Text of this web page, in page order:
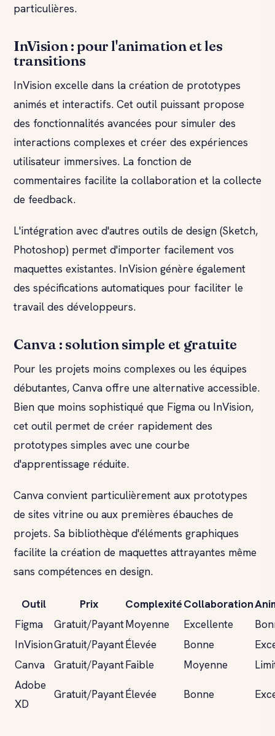
particulières.
InVision : pour l'animation et les
transitions
InVision excelle dans la création de prototypes
animés et interactifs. Cet outil puissant propose
des fonctionnalités avancées pour simuler des
interactions complexes et créer des expériences
utilisateur immersives. La fonction de
commentaires facilite la collaboration et la collecte
de feedback.
L'intégration avec d'autres outils de design (Sketch,
Photoshop) permet d'importer facilement vos
maquettes existantes. InVision génère également
des spécifications automatiques pour faciliter le
travail des développeurs.
Canva : solution simple et gratuite
Pour les projets moins complexes ou les équipes
débutantes, Canva offre une alternative accessible.
Bien que moins sophistiqué que Figma ou InVision,
cet outil permet de créer rapidement des
prototypes simples avec une courbe
d'apprentissage réduite.
Canva convient particulièrement aux prototypes
de sites vitrine ou aux premières ébauches de
projets. Sa bibliothèque d'éléments graphiques
facilite la création de maquettes attrayantes même
sans compétences en design.
Outil Prix ComplexitéCollaboration
Figma
Gratuit/PayantMoyenne Excellente
InVisionGratuit/PayantÉlevée Bonne
Canva
Gratuit/PayantFaible Moyenne
Adobe
XD
Gratuit/PayantÉlevée Bonne